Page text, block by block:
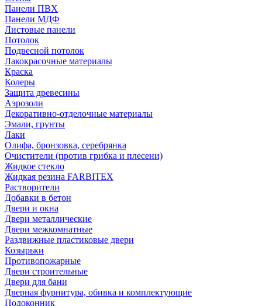
Панели ПВХ
Панели МДФ
Листовые панели
Потолок
Подвесной потолок
Лакокрасочные материалы
Краска
Колеры
Защита древесины
Аэрозоли
Декоративно-отделочные материалы
Эмали, грунты
Лаки
Олифа, бронзовка, серебрянка
Очистители (против грибка и плесени)
Жидкое стекло
Жидкая резина FARBITEX
Растворители
Добавки в бетон
Двери и окна
Двери металлические
Двери межкомнатные
Раздвижные пластиковые двери
Козырьки
Противопожарные
Двери строительные
Двери для бани
Дверная фурнитура, обивка и комплектующие
Подоконник